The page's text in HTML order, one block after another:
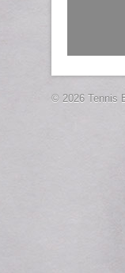
© 2026 Tennis